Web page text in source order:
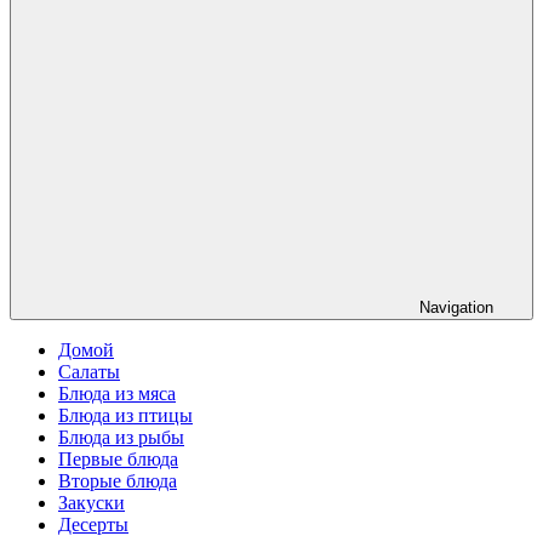
Navigation
Домой
Салаты
Блюда из мяса
Блюда из птицы
Блюда из рыбы
Первые блюда
Вторые блюда
Закуски
Десерты